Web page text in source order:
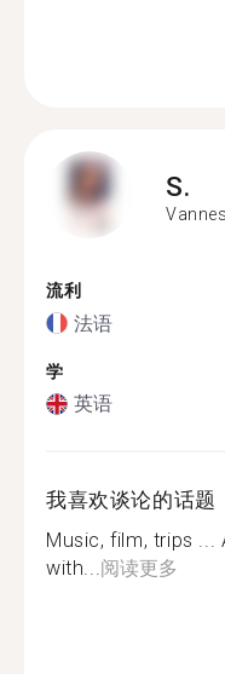
S.
Vannes
流利
法语
学
英语
我喜欢谈论的话题
Music, film, trips
with...阅读更多